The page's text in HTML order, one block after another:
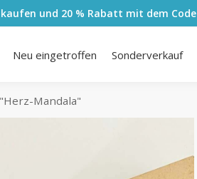
kaufen und 20 % Rabatt mit dem Code
Neu eingetroffen Sonderverkauf
Mandala"